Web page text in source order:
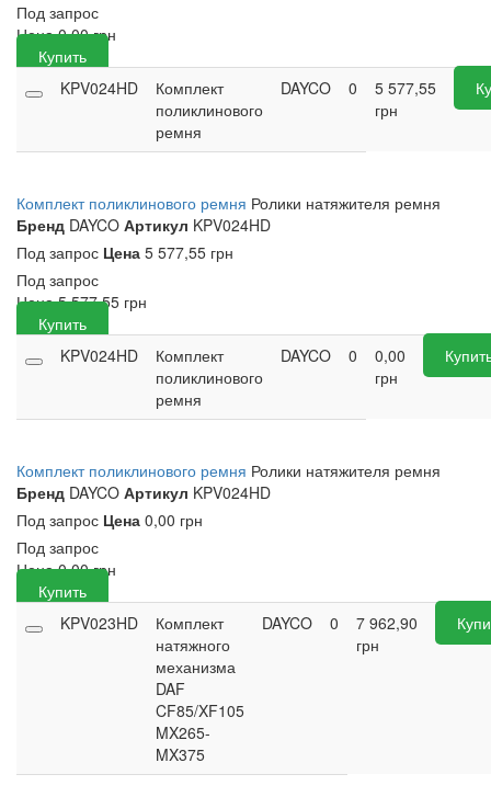
Под запрос
Цена 0,00грн
Купить
KPV024HD
Комплект
поликлинового
ремня
DAYCO 0
5 577,55
грн
Комплект поликлинового ремня Ролики натяжителя ремня
Бренд DAYCO Артикул KPV024HD
Под запрос Цена 5 577,55 грн
Под запрос
Цена 5 577,55 грн
Купить
KPV024HD
Комплект
поликлинового
ремня
DAYCO 0
0,00
грн
Комплект поликлинового ремня Ролики натяжителя ремня
Бренд DAYCO Артикул KPV024HD
Под запрос Цена 0,00 грн
Под запрос
Цена 0,00грн
Купить
KPV023HD
Комплект
натяжного
механизма
DAF
CF85/XF105
MX265-
MX375
DAYCO 0
7 962,90
грн